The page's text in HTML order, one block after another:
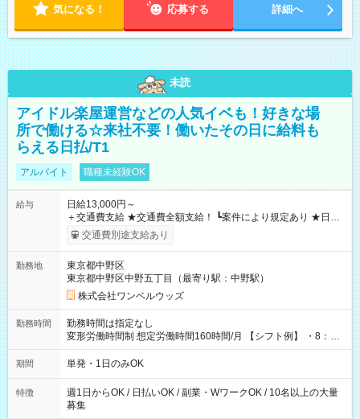
気になる！ 応募する 詳細へ
未読
アイドル楽屋運営などの人気イベも！好きな場
所で働ける☆来社不要！働いたその日に給料も
らえる日払/T1
アルバイト 職種未経験OK
給与
日給13,000円～
＋交通費支給 ★交通費全額支給！ ┗案件により規定あり ★日払
いOK！（規定あり） ┗働いたその日に現金GET♪ お仕事後はコ
ンビニATMから 日払い分を引き落とせます！ 【試用期間】試
交通費別途支給あり
勤務地
東京都中野区
東京都中野区中野五丁目（最寄り駅：中野駅）
株式会社ワンベルウッズ
勤務時間
勤務時間は指定なし
変形労働時間制 想定労働時間160時間/月 【シフト例】 ・8：00
～21：00
期間 単発・1日のみOK
特徴
週1日からOK / 日払いOK / 副業・WワークOK / 10名以上の大量
募集